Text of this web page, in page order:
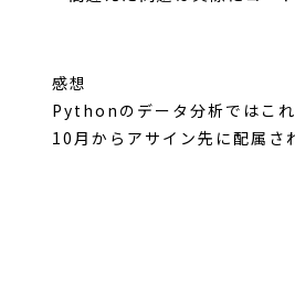
感想
Pythonのデータ分析ではこれ
10月からアサイン先に配属さ